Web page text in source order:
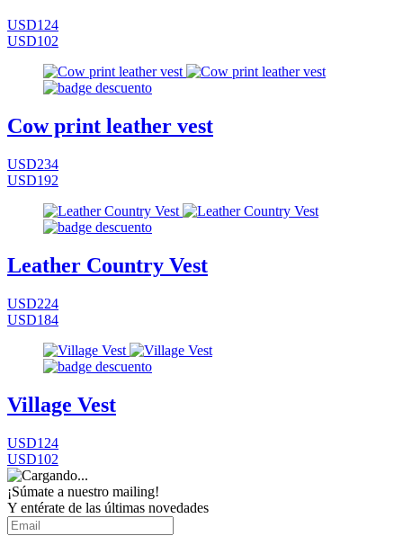
USD124
USD102
Cow print leather vest
USD234
USD192
Leather Country Vest
USD224
USD184
Village Vest
USD124
USD102
¡Súmate a nuestro mailing!
Y entérate de las últimas novedades